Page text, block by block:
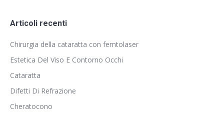
Articoli recenti
Chirurgia della cataratta con femtolaser
Estetica Del Viso E Contorno Occhi
Cataratta
Difetti Di Refrazione
Cheratocono